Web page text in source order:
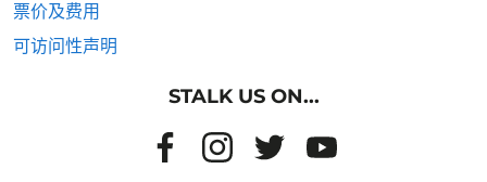
票价及费用
可访问性声明
STALK US ON...